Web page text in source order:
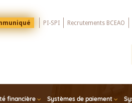
PI-SPI Recrutements BCEAO
financière Systèmes de paiement